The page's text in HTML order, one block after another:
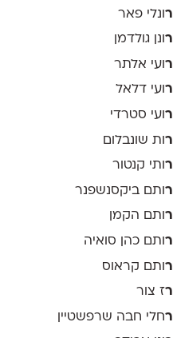
ר ונלי פאר
רונן גולדמן
ר ועי אלתר
רועי דלאל
ר ועי סטרדי
רות שונבלום
ר ותי קנטור
ר ותם ביקסנשפנר
רותם הקמן
ר ותם כהן סואיה
רותם קראוס
רז צור
רחלי חבה שרפשטיין